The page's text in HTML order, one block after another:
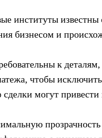
институты
бизнесом и
к
чтобы
могут